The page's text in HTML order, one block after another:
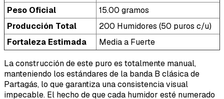
Peso Oficial
15.00 gramos
Producción Total
200 Humidores (50 puros c/u)
Fortaleza Estimada
Media a Fuerte
La construcción de este puro es totalmente manual,
manteniendo los estándares de la banda B clásica de
Partagás, lo que garantiza una consistencia visual
impecable. El hecho de que cada humidor esté numerado